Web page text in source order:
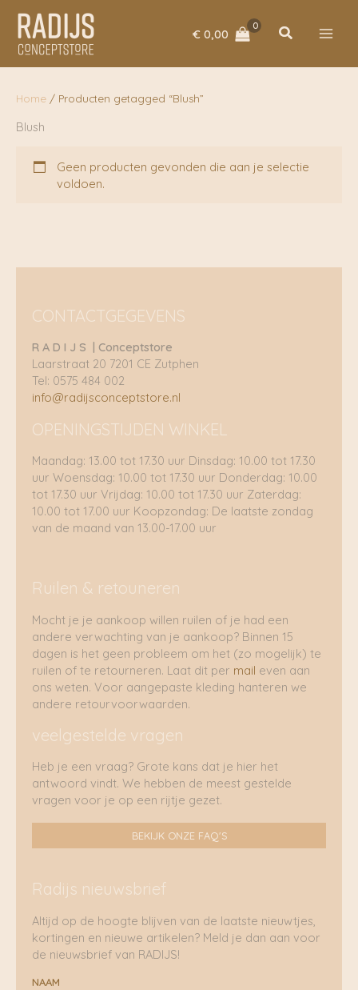
naar
inhoud
€ 0,00 Zoeken
Home / Producten getagged “Blush”
Blush
Geen producten gevonden die aan je selectie
voldoen.
CONTACTGEGEVENS
R A D I J S | Conceptstore
Laarstraat 20 7201 CE Zutphen
Tel: 0575 484 002
info@radijsconceptstore.nl
OPENINGSTIJDEN WINKEL
Maandag: 13.00 tot 17.30 uur Dinsdag: 10.00 tot 17.30
uur Woensdag: 10.00 tot 17.30 uur Donderdag: 10.00
tot 17.30 uur Vrijdag: 10.00 tot 17.30 uur Zaterdag:
10.00 tot 17.00 uur Koopzondag: De laatste zondag
van de maand van 13.00-17.00 uur
Ruilen & retouneren
Mocht je je aankoop willen ruilen of je had een
andere verwachting van je aankoop? Binnen 15
dagen is het geen probleem om het (zo mogelijk) te
ruilen of te retourneren. Laat dit per mail even aan
ons weten. Voor aangepaste kleding hanteren we
andere retourvoorwaarden.
veelgestelde vragen
Heb je een vraag? Grote kans dat je hier het
antwoord vindt. We hebben de meest gestelde
vragen voor je op een rijtje gezet.
BEKIJK ONZE FAQ'S
Radijs nieuwsbrief
Altijd op de hoogte blijven van de laatste nieuwtjes,
kortingen en nieuwe artikelen? Meld je dan aan voor
de nieuwsbrief van RADIJS!
NAAM